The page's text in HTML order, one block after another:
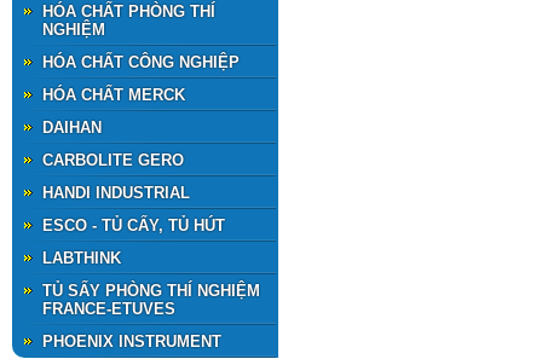
HÓA CHẤT PHÒNG THÍ
NGHIỆM
HÓA CHẤT CÔNG NGHIỆP
HÓA CHẤT MERCK
DAIHAN
CARBOLITE GERO
HANDI INDUSTRIAL
ESCO - TỦ CẤY, TỦ HÚT
LABTHINK
TỦ SẤY PHÒNG THÍ NGHIỆM
FRANCE-ETUVES
PHOENIX INSTRUMENT